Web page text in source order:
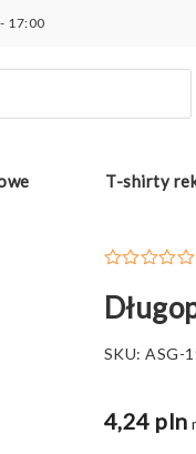
17:00
T-shirty
SKU:ASG-
4,24 pln